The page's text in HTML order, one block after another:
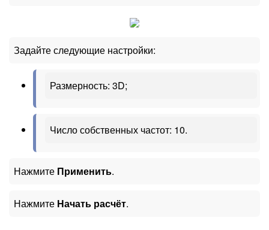
Задайте следующие настройки:
Размерность: 3D;
Число собственных частот: 10.
Нажмите Применить.
Нажмите Начать расчёт.